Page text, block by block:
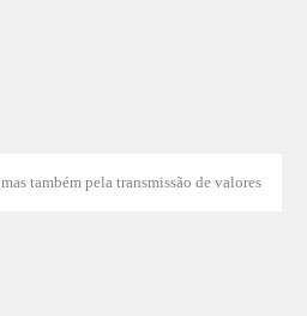
também pela transmissão de valores